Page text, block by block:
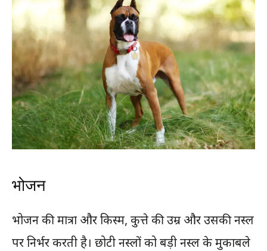
भोजन
भोजन की मात्रा और किस्म, कुत्ते की उम्र और उसकी नस्ल
पर निर्भर करती है। छोटी नस्लों को बड़ी नस्ल के मुकाबले